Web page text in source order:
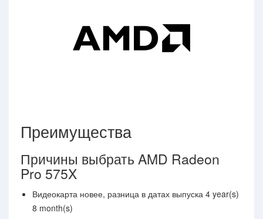
Преимущества
Причины выбрать AMD Radeon
Pro 575X
Видеокарта новее, разница в датах выпуска 4 year(s)
8 month(s)